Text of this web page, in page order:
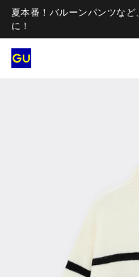
夏本番！バルーンパンツな
に！